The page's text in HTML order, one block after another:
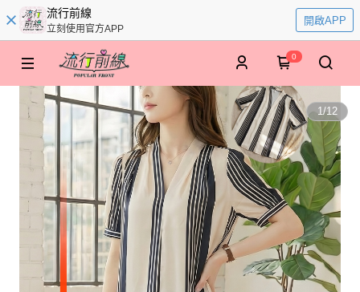
流行前線
立刻使用官方APP
開啟APP
0
1/12